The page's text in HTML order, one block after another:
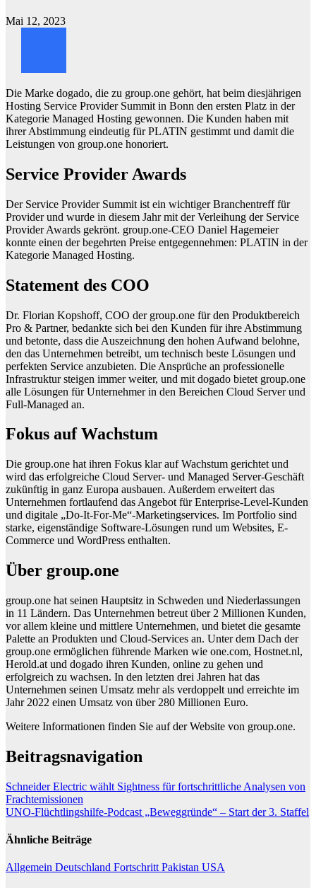
Mai 12, 2023
Die Marke dogado, die zu group.one gehört, hat beim diesjährigen
Hosting Service Provider Summit in Bonn den ersten Platz in der
Kategorie Managed Hosting gewonnen. Die Kunden haben mit
ihrer Abstimmung eindeutig für PLATIN gestimmt und damit die
Leistungen von group.one honoriert.
Service Provider Awards
Der Service Provider Summit ist ein wichtiger Branchentreff für
Provider und wurde in diesem Jahr mit der Verleihung der Service
Provider Awards gekrönt. group.one-CEO Daniel Hagemeier
konnte einen der begehrten Preise entgegennehmen: PLATIN in der
Kategorie Managed Hosting.
Statement des COO
Dr. Florian Kopshoff, COO der group.one für den Produktbereich
Pro & Partner, bedankte sich bei den Kunden für ihre Abstimmung
und betonte, dass die Auszeichnung den hohen Aufwand belohne,
den das Unternehmen betreibt, um technisch beste Lösungen und
perfekten Service anzubieten. Die Ansprüche an professionelle
Infrastruktur steigen immer weiter, und mit dogado bietet group.one
alle Lösungen für Unternehmer in den Bereichen Cloud Server und
Full-Managed an.
Fokus auf Wachstum
Die group.one hat ihren Fokus klar auf Wachstum gerichtet und
wird das erfolgreiche Cloud Server- und Managed Server-Geschäft
zukünftig in ganz Europa ausbauen. Außerdem erweitert das
Unternehmen fortlaufend das Angebot für Enterprise-Level-Kunden
und digitale „Do-It-For-Me“-Marketingservices. Im Portfolio sind
starke, eigenständige Software-Lösungen rund um Websites, E-
Commerce und WordPress enthalten.
Über group.one
group.one hat seinen Hauptsitz in Schweden und Niederlassungen
in 11 Ländern. Das Unternehmen betreut über 2 Millionen Kunden,
vor allem kleine und mittlere Unternehmen, und bietet die gesamte
Palette an Produkten und Cloud-Services an. Unter dem Dach der
group.one ermöglichen führende Marken wie one.com, Hostnet.nl,
Herold.at und dogado ihren Kunden, online zu gehen und
erfolgreich zu wachsen. In den letzten drei Jahren hat das
Unternehmen seinen Umsatz mehr als verdoppelt und erreichte im
Jahr 2022 einen Umsatz von über 280 Millionen Euro.
Weitere Informationen finden Sie auf der Website von group.one.
Beitragsnavigation
Schneider Electric wählt Sightness für fortschrittliche Analysen von
Frachtemissionen
UNO-Flüchtlingshilfe-Podcast „Beweggründe“ – Start der 3. Staffel
Ähnliche Beiträge
Allgemein Deutschland FortschrittPakistan USA